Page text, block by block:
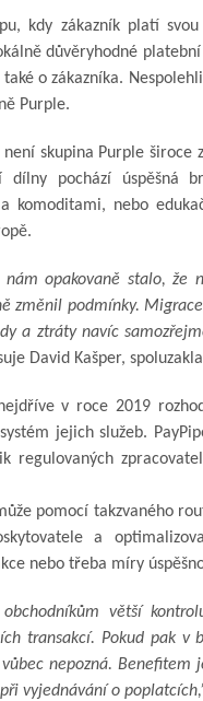
kdy zákazník platí
důvěryhodné
o zákazníka.
Purple.
skupina Purple
pochází úspěšná
komoditami, nebo
opakovaně stalo, že
změnil podmínky.
a ztráty navíc
David Kašper,
v roce 2019
jejich služeb.
regulovaných
pomocí takzvaného
a
nebo třeba míry
obchodníkům větší
transakcí. Pokud pak
nepozná.
vyjednávání o